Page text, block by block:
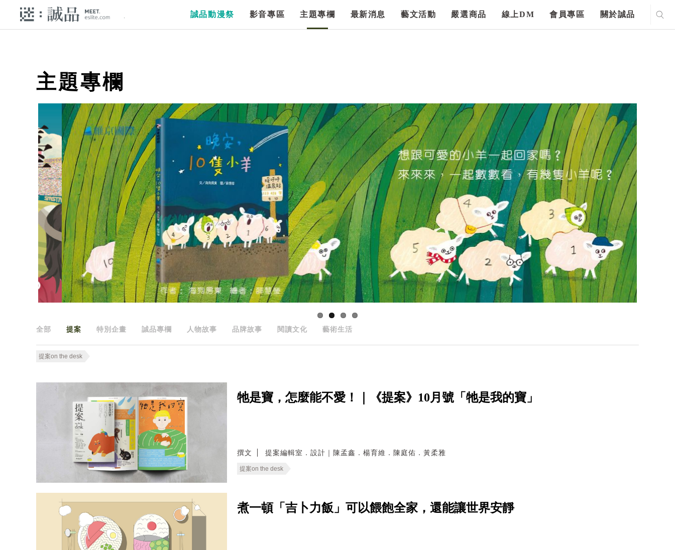
誠品動漫祭 影音專區 主題專欄 最新消息 藝文活動 嚴選商品 線上DM 會員專區 關於誠品
主題專欄
全部 提案 特別企畫 誠品專欄 人物故事 品牌故事 閱讀文化 藝術生活
提案on the desk
牠是寶，怎麼能不愛！｜《提案》10月號「牠是我的寶」
撰文 提案編輯室．設計｜陳孟鑫．楊育維．陳庭佑．黃柔雅
提案on the desk
煮一頓「吉卜力飯」可以餵飽全家，還能讓世界安靜